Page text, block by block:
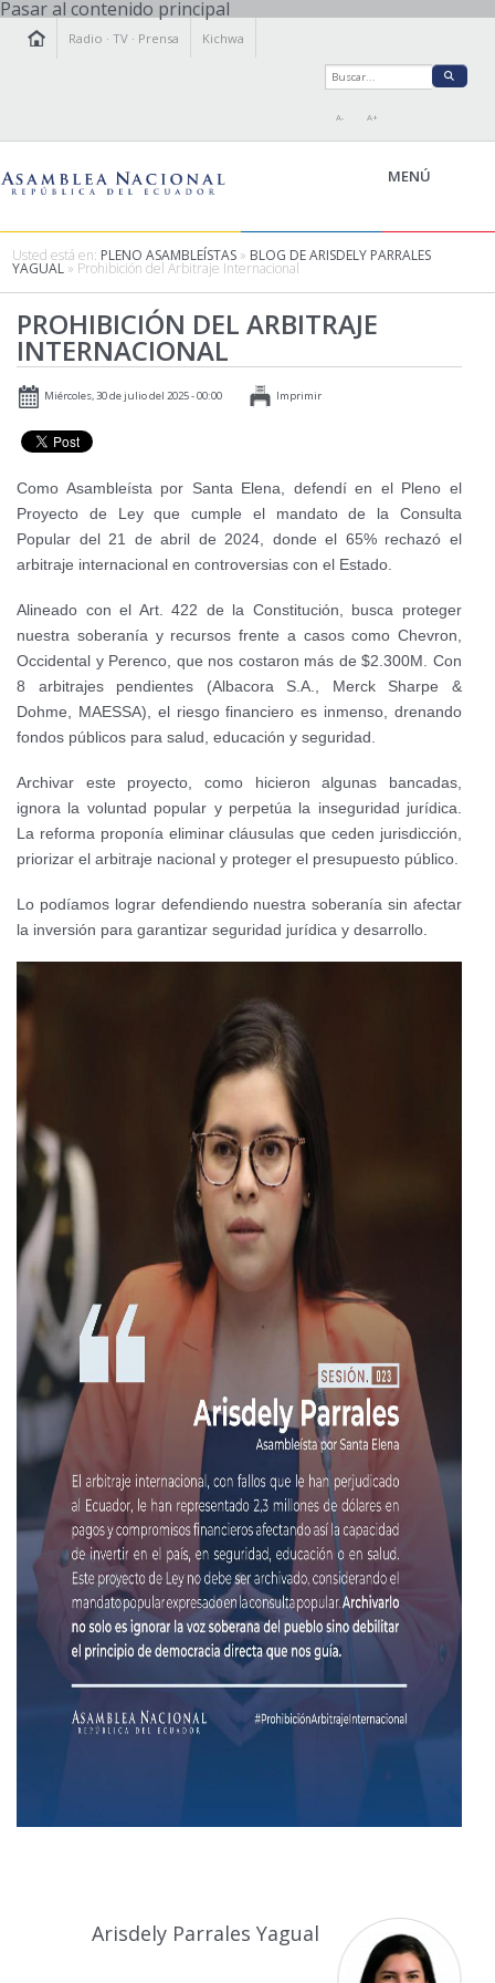
Pasar al contenido principal
Radio ·TV · Prensa Kichwa
A- A+
MENÚ
LEGISLAMOS
FISCALIZAMOS
TRANSPARENCIA
PRENSA
PARTICIPACIÓN
AGENDA
Usted está en: PLENO ASAMBLEÍSTAS » BLOG DE ARISDELY PARRALES
YAGUAL » Prohibición del Arbitraje Internacional
PROHIBICIÓN DEL ARBITRAJE
INTERNACIONAL
Miércoles, 30 de julio del 2025 - 00:00 Imprimir
Como Asambleísta por Santa Elena, defendí en el Pleno el
Proyecto de Ley que cumple el mandato de la Consulta
Popular del 21 de abril de 2024, donde el 65% rechazó el
arbitraje internacional en controversias con el Estado.
Alineado con el Art. 422 de la Constitución, busca proteger
nuestra soberanía y recursos frente a casos como Chevron,
Occidental y Perenco, que nos costaron más de $2.300M. Con
8 arbitrajes pendientes (Albacora S.A., Merck Sharpe &
Dohme, MAESSA), el riesgo financiero es inmenso, drenando
fondos públicos para salud, educación y seguridad.
Archivar este proyecto, como hicieron algunas bancadas,
ignora la voluntad popular y perpetúa la inseguridad jurídica.
La reforma proponía eliminar cláusulas que ceden jurisdicción,
priorizar el arbitraje nacional y proteger el presupuesto público.
Lo podíamos lograr defendiendo nuestra soberanía sin afectar
la inversión para garantizar seguridad jurídica y desarrollo.
Arisdely Parrales Yagual